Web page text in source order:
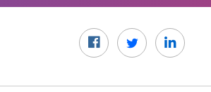
FacebookTwitterLinkedIn